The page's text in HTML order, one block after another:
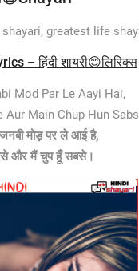
greatest life
– हिंदी शायरी😊लिरिक्स
Mod Par Le Aayi Hai,
Aur Main Chup Hun
मोड़ पर ले आई है,
और मैं चुप हूँ सबसे।